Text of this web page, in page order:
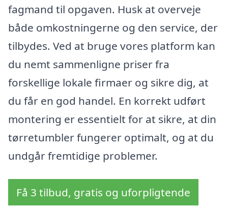
fagmand til opgaven. Husk at overveje
både omkostningerne og den service, der
tilbydes. Ved at bruge vores platform kan
du nemt sammenligne priser fra
forskellige lokale firmaer og sikre dig, at
du får en god handel. En korrekt udført
montering er essentielt for at sikre, at din
tørretumbler fungerer optimalt, og at du
undgår fremtidige problemer.
Få 3 tilbud, gratis og uforpligtende